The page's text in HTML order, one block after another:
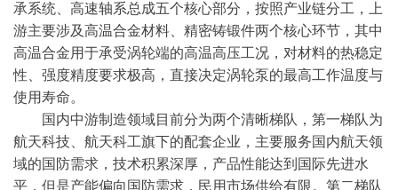
承系统、高速轴系总成五个核心部分，按照产业链分工，上
游主要涉及高温合金材料、精密铸锻件两个核心环节，其中
高温合金用于承受涡轮端的高温高压工况，对材料的热稳定
性、强度精度要求极高，直接决定涡轮泵的最高工作温度与
使用寿命。
国内中游制造领域目前分为两个清晰梯队，第一梯队为
航天科技、航天科工旗下的配套企业，主要服务国内航天领
域的国防需求，技术积累深厚，产品性能达到国际先进水
平，但是产能偏向国防需求，民用市场供给有限。第二梯队